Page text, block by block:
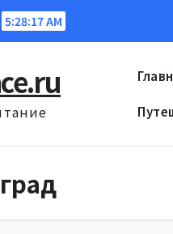
5:28:18 AM